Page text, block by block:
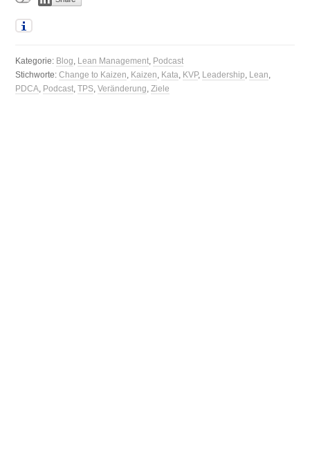
Kategorie: Blog, Lean Management, Podcast
Stichworte:Change to Kaizen, Kaizen, Kata, KVP, Leadership, Lean,
PDCA, Podcast,TPS,Veränderung,Ziele